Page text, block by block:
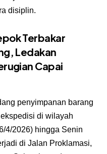
disiplin.
Terbakar
Ledakan
Capai
penyimpanan barang
di wilayah
4/2026) hingga Senin
di Jalan Proklamasi,